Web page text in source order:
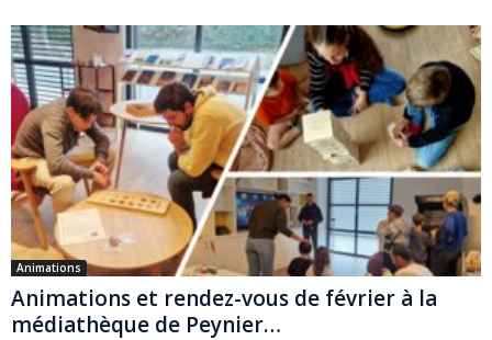
Animations
Animations et rendez-vous de février à la
médiathèque de Peynier…